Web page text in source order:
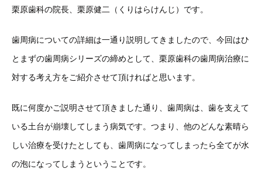
栗原歯科の院長、栗原健二（くりはらけんじ）です。
歯周病についての詳細は一通り説明してきましたので、今回はひ
とまずの歯周病シリーズの締めとして、栗原歯科の歯周病治療に
対する考え方をご紹介させて頂ければと思います。
既に何度かご説明させて頂きました通り、歯周病は、歯を支えて
いる土台が崩壊してしまう病気です。つまり、他のどんな素晴ら
しい治療を受けたとしても、歯周病になってしまったら全てが水
の泡になってしまうということです。